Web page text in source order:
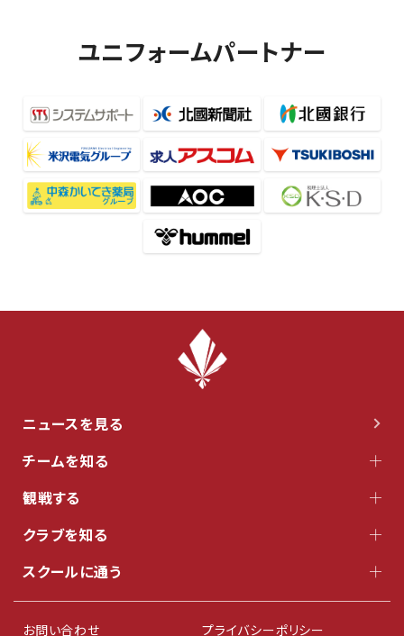
ユニフォームパートナー
ニュースを見る
チームを知る
観戦する
クラブを知る
スクールに通う
お問い合わせ プライバシーポリシー